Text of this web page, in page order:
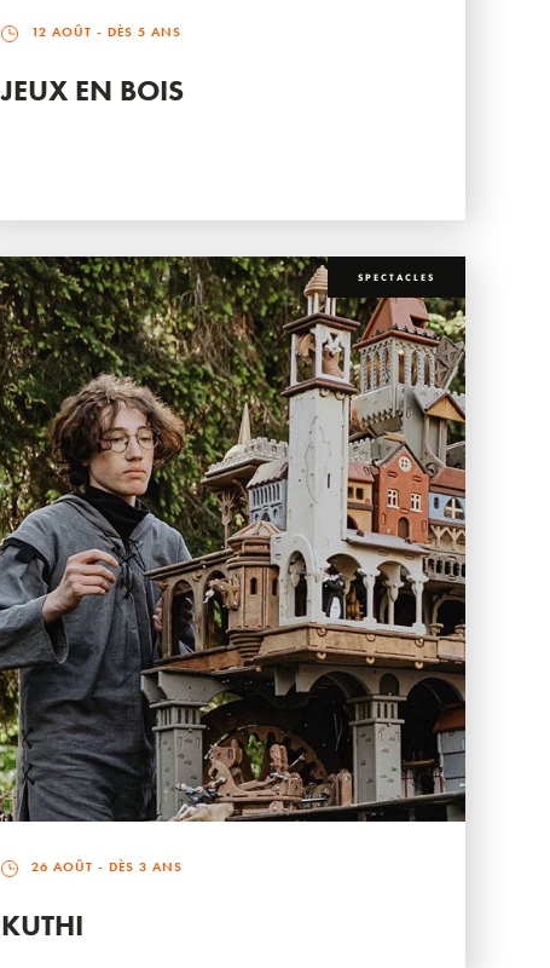
12 AOÛT - DÈS 5 ANS
JEUX EN BOIS
SPECTACLES
26 AOÛT - DÈS 3 ANS
KUTHI